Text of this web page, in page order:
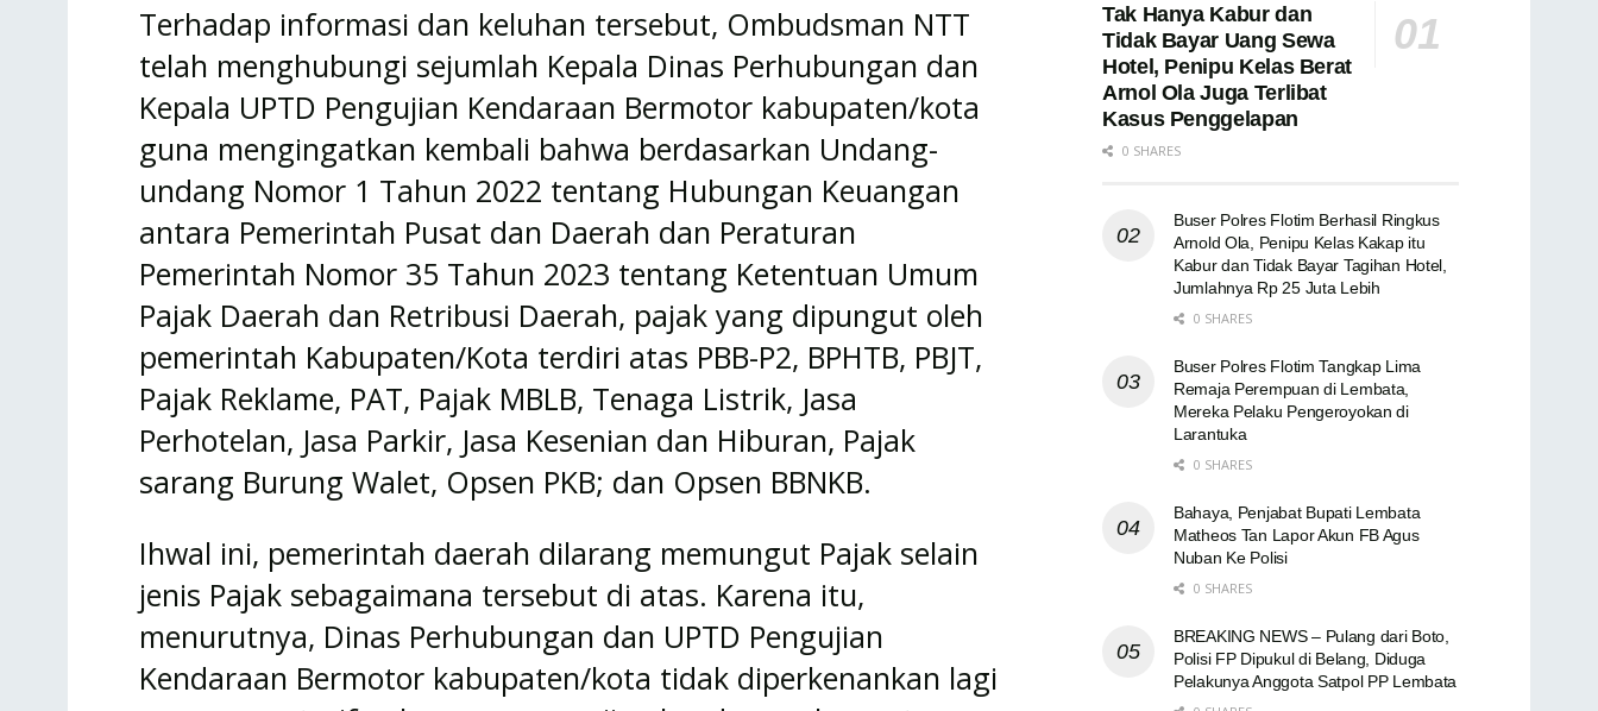
Terhadap informasi dan keluhan tersebut, Ombudsman NTT
telah menghubungi sejumlah Kepala Dinas Perhubungan dan
Kepala UPTD Pengujian Kendaraan Bermotor kabupaten/kota
guna mengingatkan kembali bahwa berdasarkan Undang-
undang Nomor 1 Tahun 2022 tentang Hubungan Keuangan
antara Pemerintah Pusat dan Daerah dan Peraturan
Pemerintah Nomor 35 Tahun 2023 tentang Ketentuan Umum
Pajak Daerah dan Retribusi Daerah, pajak yang dipungut oleh
pemerintah Kabupaten/Kota terdiri atas PBB-P2, BPHTB, PBJT,
Pajak Reklame, PAT, Pajak MBLB, Tenaga Listrik, Jasa
Perhotelan, Jasa Parkir, Jasa Kesenian dan Hiburan, Pajak
sarang Burung Walet, Opsen PKB; dan Opsen BBNKB.
Ihwal ini, pemerintah daerah dilarang memungut Pajak selain
jenis Pajak sebagaimana tersebut di atas. Karena itu,
menurutnya, Dinas Perhubungan dan UPTD Pengujian
Kendaraan Bermotor kabupaten/kota tidak diperkenankan lagi
Tak Hanya Kabur dan
Tidak Bayar Uang Sewa
Hotel, Penipu Kelas Berat
Arnol Ola Juga Terlibat
Kasus Penggelapan
0 SHARES
Buser Polres Flotim Berhasil Ringkus
Arnold Ola, Penipu Kelas Kakap itu
Kabur dan Tidak Bayar Tagihan Hotel,
Jumlahnya Rp 25 Juta Lebih
0 SHARES
Buser Polres Flotim Tangkap Lima
Remaja Perempuan di Lembata,
Mereka Pelaku Pengeroyokan di
Larantuka
0 SHARES
Bahaya, Penjabat Bupati Lembata
Matheos Tan Lapor Akun FB Agus
Nuban Ke Polisi
0 SHARES
BREAKING NEWS – Pulang dari Boto,
Polisi FP Dipukul di Belang, Diduga
Pelakunya Anggota Satpol PP Lembata